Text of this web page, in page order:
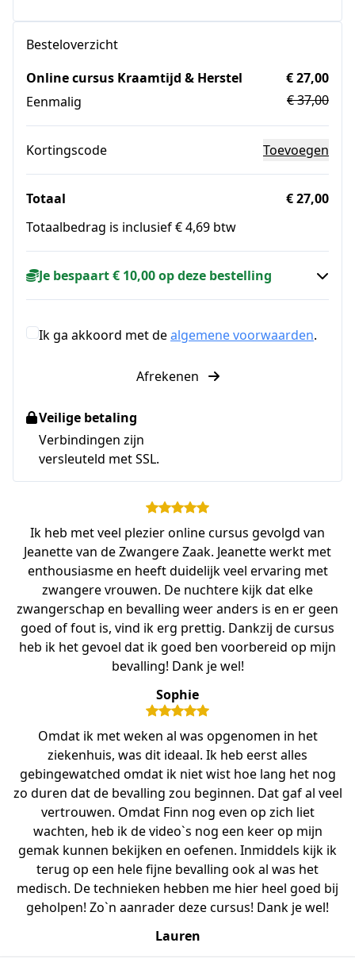
Besteloverzicht
Online cursus Kraamtijd & Herstel
Eenmalig
€ 27,00
€ 37,00
Kortingscode Toevoegen
Totaal
€ 27,00
Totaalbedrag is inclusief € 4,69 btw
Je bespaart € 10,00 op deze bestelling
Ik ga akkoord met dealgemene voorwaarden.
Afrekenen
Veilige betaling
Verbindingen zijn
versleuteld met SSL.
Ik heb met veel plezier online cursus gevolgd van
Jeanette van de Zwangere Zaak. Jeanette werkt met
enthousiasme en heeft duidelijk veel ervaring met
zwangere vrouwen. De nuchtere kijk dat elke
zwangerschap en bevalling weer anders is en er geen
goed of fout is, vind ik erg prettig. Dankzij de cursus
heb ik het gevoel dat ik goed ben voorbereid op mijn
bevalling! Dank je wel!
Sophie
Omdat ik met weken al was opgenomen in het
ziekenhuis, was dit ideaal. Ik heb eerst alles
gebingewatched omdat ik niet wist hoe lang het nog
zo duren dat de bevalling zou beginnen. Dat gaf al veel
vertrouwen. Omdat Finn nog even op zich liet
wachten, heb ik de video`s nog een keer op mijn
gemak kunnen bekijken en oefenen. Inmiddels kijk ik
terug op een hele fijne bevalling ook al was het
medisch. De technieken hebben me hier heel goed bij
geholpen! Zo`n aanrader deze cursus! Dank je wel!
Lauren